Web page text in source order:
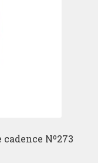
Nº273